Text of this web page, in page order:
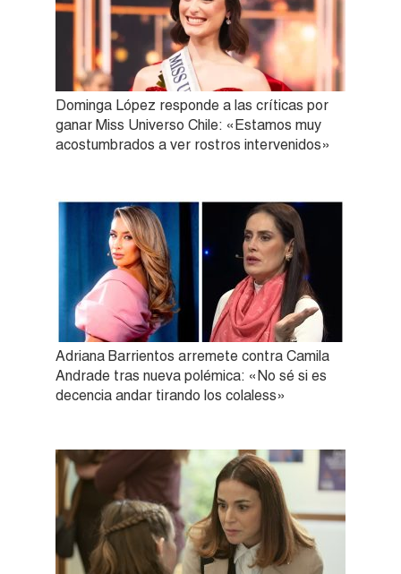
Dominga López responde a las críticas por
ganar Miss Universo Chile: «Estamos muy
acostumbrados a ver rostros intervenidos»
Adriana Barrientos arremete contra Camila
Andrade tras nueva polémica: «No sé si es
decencia andar tirando los colaless»